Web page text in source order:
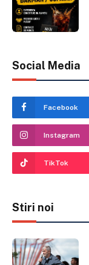
Social Media
Facebook
Instagram
TikTok
Stiri noi